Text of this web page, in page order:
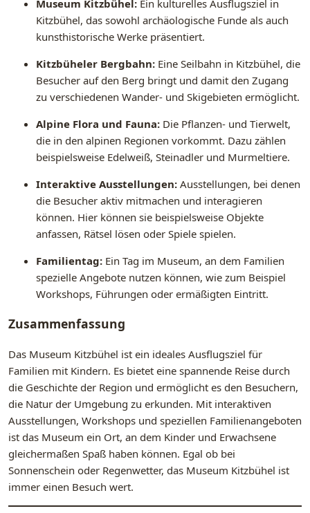
Museum Kitzbühel: Ein kulturelles Ausflugsziel in
Kitzbühel, das sowohl archäologische Funde als auch
kunsthistorische Werke präsentiert.
Kitzbüheler Bergbahn: Eine Seilbahn in Kitzbühel, die
Besucher auf den Berg bringt und damit den Zugang
zu verschiedenen Wander- und Skigebieten ermöglicht.
Alpine Flora und Fauna: Die Pflanzen- und Tierwelt,
die in den alpinen Regionen vorkommt. Dazu zählen
beispielsweise Edelweiß, Steinadler und Murmeltiere.
Interaktive Ausstellungen: Ausstellungen, bei denen
die Besucher aktiv mitmachen und interagieren
können. Hier können sie beispielsweise Objekte
anfassen, Rätsel lösen oder Spiele spielen.
Familientag: Ein Tag im Museum, an dem Familien
spezielle Angebote nutzen können, wie zum Beispiel
Workshops, Führungen oder ermäßigten Eintritt.
Zusammenfassung
Das Museum Kitzbühel ist ein ideales Ausflugsziel für
Familien mit Kindern. Es bietet eine spannende Reise durch
die Geschichte der Region und ermöglicht es den Besuchern,
die Natur der Umgebung zu erkunden. Mit interaktiven
Ausstellungen, Workshops und speziellen Familienangeboten
ist das Museum ein Ort, an dem Kinder und Erwachsene
gleichermaßen Spaß haben können. Egal ob bei
Sonnenschein oder Regenwetter, das Museum Kitzbühel ist
immer einen Besuch wert.